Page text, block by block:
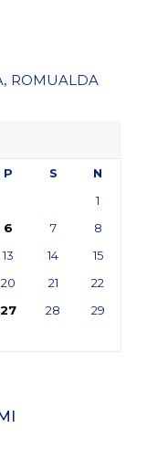
, ROMUALDA
P S
N
1
6 7
8
13 14
15
20 21
22
27 28
29